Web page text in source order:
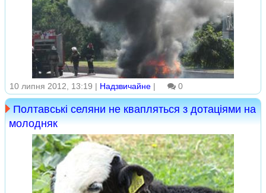
10 липня 2012, 13:19 | Надзвичайне | 0
Полтавські селяни не квапляться з дотаціями на
молодняк